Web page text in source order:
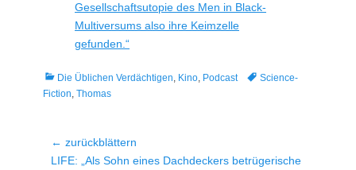
Gesellschaftsutopie des Men in Black-
Multiversums also ihre Keimzelle
gefunden.“
Kategorien
Die Üblichen Verdächtigen, Kino, Podcast TagsScience-
Fiction, Thomas
Beitragsnavigation
← zurückblättern
Vorheriger
LIFE: „Als Sohn eines Dachdeckers betrügerische